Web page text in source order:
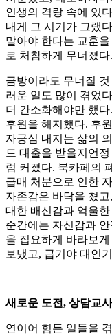
인생의 격랑 속에 있
내게 그 시기가 그랬
말아야 한다는 교훈
로 처참하게 무너졌다.
금방이라도 무너질
러운 일도 많이 겪었
더 간소화해야만 했
후원을 해지했다. 후
자긍심 내지는 삶의
드 대출을 받을지언
럼 커졌다. 북카페의
급매 처분으로 인한
자존감은 바닥을 쳤
대한 배신감과 억울
순간에는 자신감과
을 집요하게 바라보
보냈고, 급기야 대인
새로운 도전, 상담교사
연이어 힘든 일들을